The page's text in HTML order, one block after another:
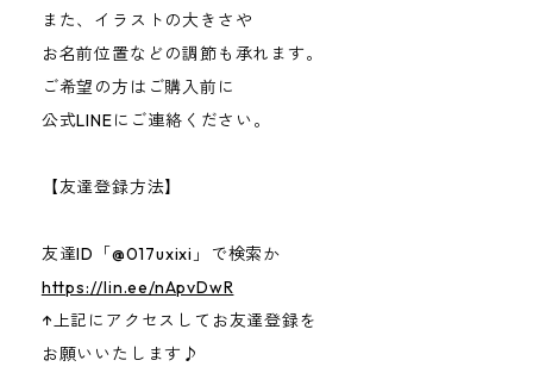
また、イラストの大きさや
お名前位置などの調節も承れます。
ご希望の方はご購入前に
公式LINEにご連絡ください。
【友達登録方法】
友達ID「@017uxixi」で検索か
https://lin.ee/nApvDwR
↑上記にアクセスしてお友達登録を
お願いいたします♪